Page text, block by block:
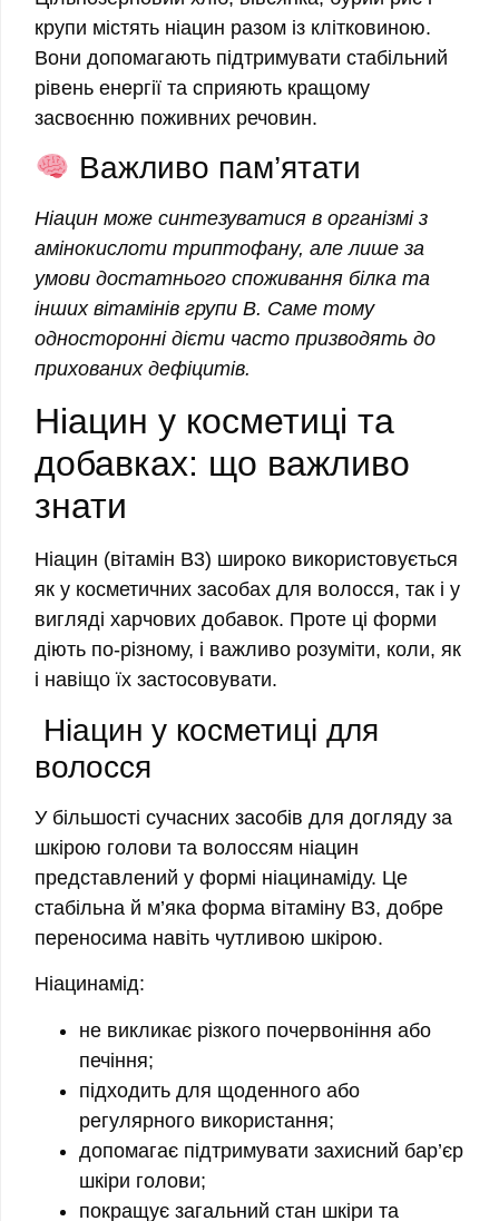
крупи містять ніацин разом із клітковиною.
Вони допомагають підтримувати стабільний
рівень енергії та сприяють кращому
засвоєнню поживних речовин.
Важливо пам’ятати
Ніацин може синтезуватися в організмі з
амінокислоти триптофану, але лише за
умови достатнього споживання білка та
інших вітамінів групи B. Саме тому
односторонні дієти часто призводять до
прихованих дефіцитів.
Ніацин у косметиці та
добавках: що важливо
знати
Ніацин (вітамін B3) широко використовується
як у косметичних засобах для волосся, так і у
вигляді харчових добавок. Проте ці форми
діють по-різному, і важливо розуміти, коли, як
і навіщо їх застосовувати.
Ніацин у косметиці для
волосся
У більшості сучасних засобів для догляду за
шкірою голови та волоссям ніацин
представлений у формі ніацинаміду. Це
стабільна й м’яка форма вітаміну B3, добре
переносима навіть чутливою шкірою.
Ніацинамід:
не викликає різкого почервоніння або
печіння;
підходить для щоденного або
регулярного використання;
допомагає підтримувати захисний бар’єр
шкіри голови;
покращує загальний стан шкіри та